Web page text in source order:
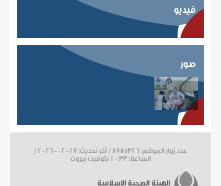
فيديو
صور
عدد زوار الموقع: 8985326 / آخر تحديث: 2026-02-17
/
الساعة: 10:33 بتوقيت بيروت
الهيئة الصحية الاسلامية